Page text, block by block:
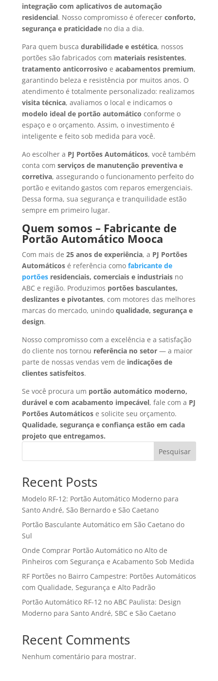
integração com aplicativos de automação
residencial. Nosso compromisso é oferecer conforto,
segurança e praticidadeno dia a dia.
Para quem busca durabilidade e estética, nossos
portões são fabricados com materiais resistentes,
tratamento anticorrosivo e acabamentos premium,
garantindo beleza e resistência por muitos anos. O
atendimento é totalmente personalizado: realizamos
visita técnica, avaliamos o local e indicamos o
modelo ideal de portão automático conforme o
espaço e o orçamento. Assim, o investimento é
inteligente e feito sob medida para você.
Ao escolher a PJ Portões Automáticos, você também
conta com serviços de manutenção preventiva e
corretiva, assegurando o funcionamento perfeito do
portão e evitando gastos com reparos emergenciais.
Dessa forma, sua segurança e tranquilidade estão
sempre em primeiro lugar.
Quem somos – Fabricante de
Portão Automático Mooca
Com mais de 25 anos de experiência, a PJ Portões
Automáticosé referência como fabricante de
portõesresidenciais, comerciais e industriaisno
ABC e região. Produzimos portões basculantes,
deslizantes e pivotantes, com motores das melhores
marcas do mercado, unindo qualidade, segurança e
design.
Nosso compromisso com a excelência e a satisfação
do cliente nos tornou referência no setor— a maior
parte de nossas vendas vem de indicações de
clientes satisfeitos.
Se você procura um portão automático moderno,
durável e com acabamento impecável, fale com a PJ
Portões Automáticose solicite seu orçamento.
Qualidade, segurança e confiança estão em cada
projeto que entregamos.
Pesquisar
Recent Posts
Modelo RF-12: Portão Automático Moderno para
Santo André, São Bernardo e São Caetano
Portão Basculante Automático em São Caetano do
Sul
Onde Comprar Portão Automático no Alto de
Pinheiros com Segurança e Acabamento Sob Medida
RF Portões no Bairro Campestre: Portões Automáticos
com Qualidade, Segurança e Alto Padrão
Portão Automático RF-12 no ABC Paulista: Design
Moderno para Santo André, SBC e São Caetano
Recent Comments
Nenhum comentário para mostrar.